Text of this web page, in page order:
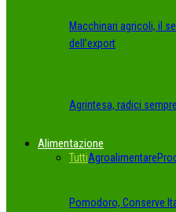
Macchinari agricoli, il
dell’export
Agrintesa, radici
Alimentazione
TuttiAgroalimentare
Pomodoro, Conserve